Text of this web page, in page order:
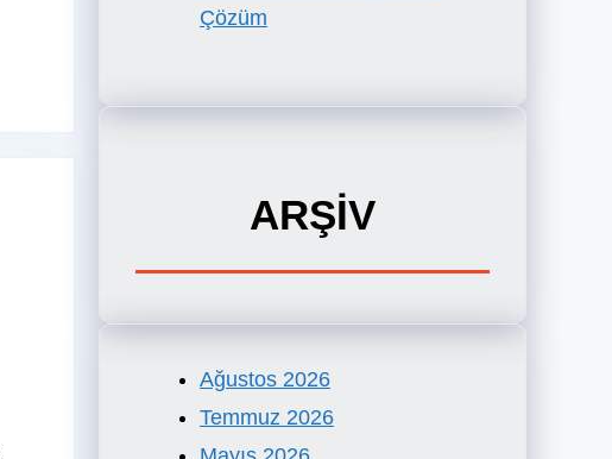
Çözüm
ARŞİV
Ağustos 2026
Temmuz 2026